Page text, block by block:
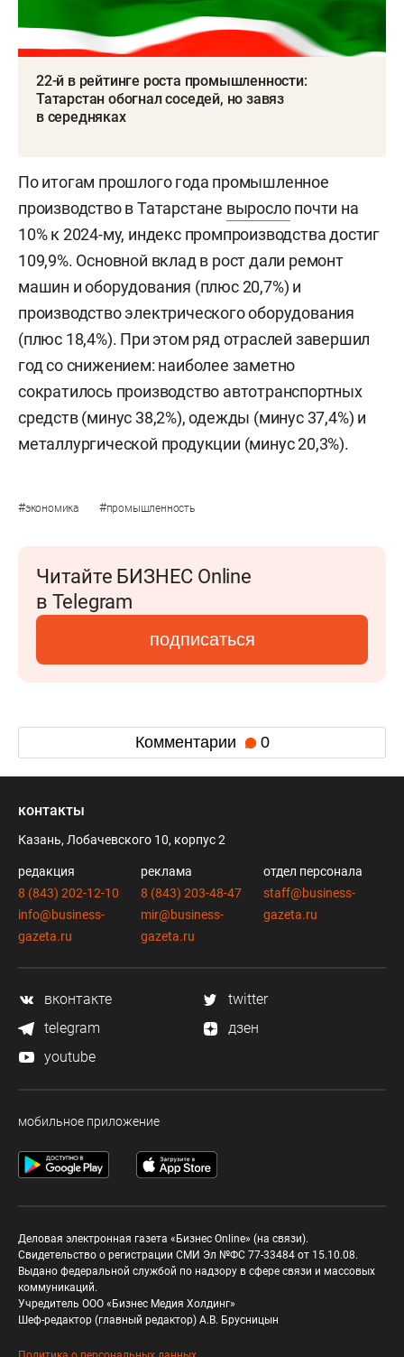
22-й в рейтинге роста промышленности:
Татарстан обогнал соседей, но завяз
в середняках
По итогам прошлого года промышленное
производство в Татарстане вырослопочти на
10% к 2024-му, индекс промпроизводства достиг
109,9%. Основной вклад в рост дали ремонт
машин и оборудования (плюс 20,7%) и
производство электрического оборудования
(плюс 18,4%). При этом ряд отраслей завершил
год со снижением: наиболее заметно
сократилось производство автотранспортных
средств (минус 38,2%), одежды (минус 37,4%) и
металлургической продукции (минус 20,3%).
#экономика #промышленность
Читайте БИЗНЕС Online
в Telegram
подписаться
Комментарии 0
контакты
Казань, Лобачевского 10, корпус 2
редакция
8 (843) 202-12-10
info@business-
gazeta.ru
реклама
8 (843) 203-48-47
mir@business-
gazeta.ru
отдел персонала
staff@business-
gazeta.ru
вконтакте
twitter
telegram
дзен
youtube
мобильное приложение
Деловая электронная газета «Бизнес Online» (на связи).
Свидетельство о регистрации СМИ Эл №ФС 77-33484 от 15.10.08.
Выдано федеральной службой по надзору в сфере связи и массовых
коммуникаций.
Учредитель ООО «Бизнес Медия Холдинг»
Шеф-редактор (главный редактор) А.В. Брусницын